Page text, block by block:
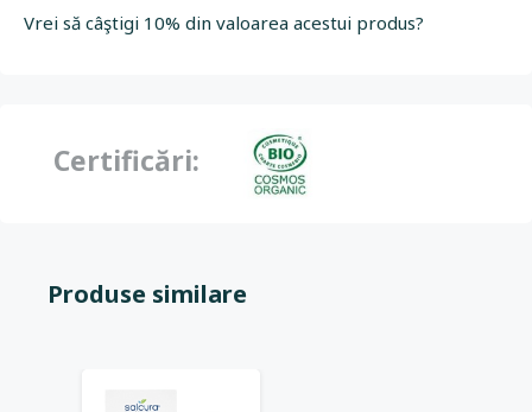
Vrei să câştigi 10% din valoarea acestui produs?
Certificări:
Produse similare